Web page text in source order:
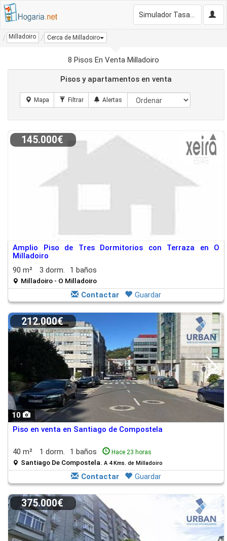
Milladoiro Cerca de Milladoiro
8 Pisos En Venta Milladoiro
Pisos y apartamentos en venta
145.000€
Amplio Piso de Tres Dormitorios con Terraza en O
Milladoiro
90 m²
3 dorm. 1 baños
Milladoiro - O Milladoiro
Contactar Guardar
10
212.000€
Piso en venta en Santiago de Compostela
40 m² 1 dorm. 1 baños Hace 23 horas
Santiago De Compostela. A 4 Kms. de Milladoiro
Contactar Guardar
375.000€